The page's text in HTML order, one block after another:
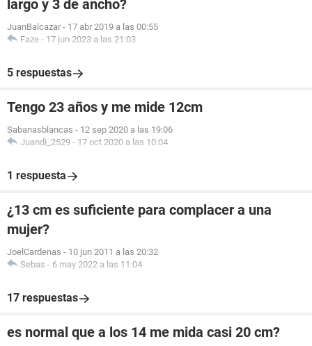
largo y 3 de ancho?
JuanBalcazar - 17 abr 2019 a las 00:55
Faze - 17 jun 2023 a las 21:03
5 respuestas
Tengo 23 años y me mide 12cm
Sabanasblancas - 12 sep 2020 a las 19:06
Juandi_2529 - 17 oct 2020 a las 10:04
1 respuesta
¿13 cm es suficiente para complacer a una
mujer?
JoelCardenas - 10 jun 2011 a las 20:32
Sebas - 6 may 2022 a las 11:04
17 respuestas
es normal que a los 14 me mida casi 20 cm?